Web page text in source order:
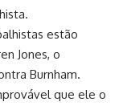
estão
Jones, o
Burnham.
que ele o